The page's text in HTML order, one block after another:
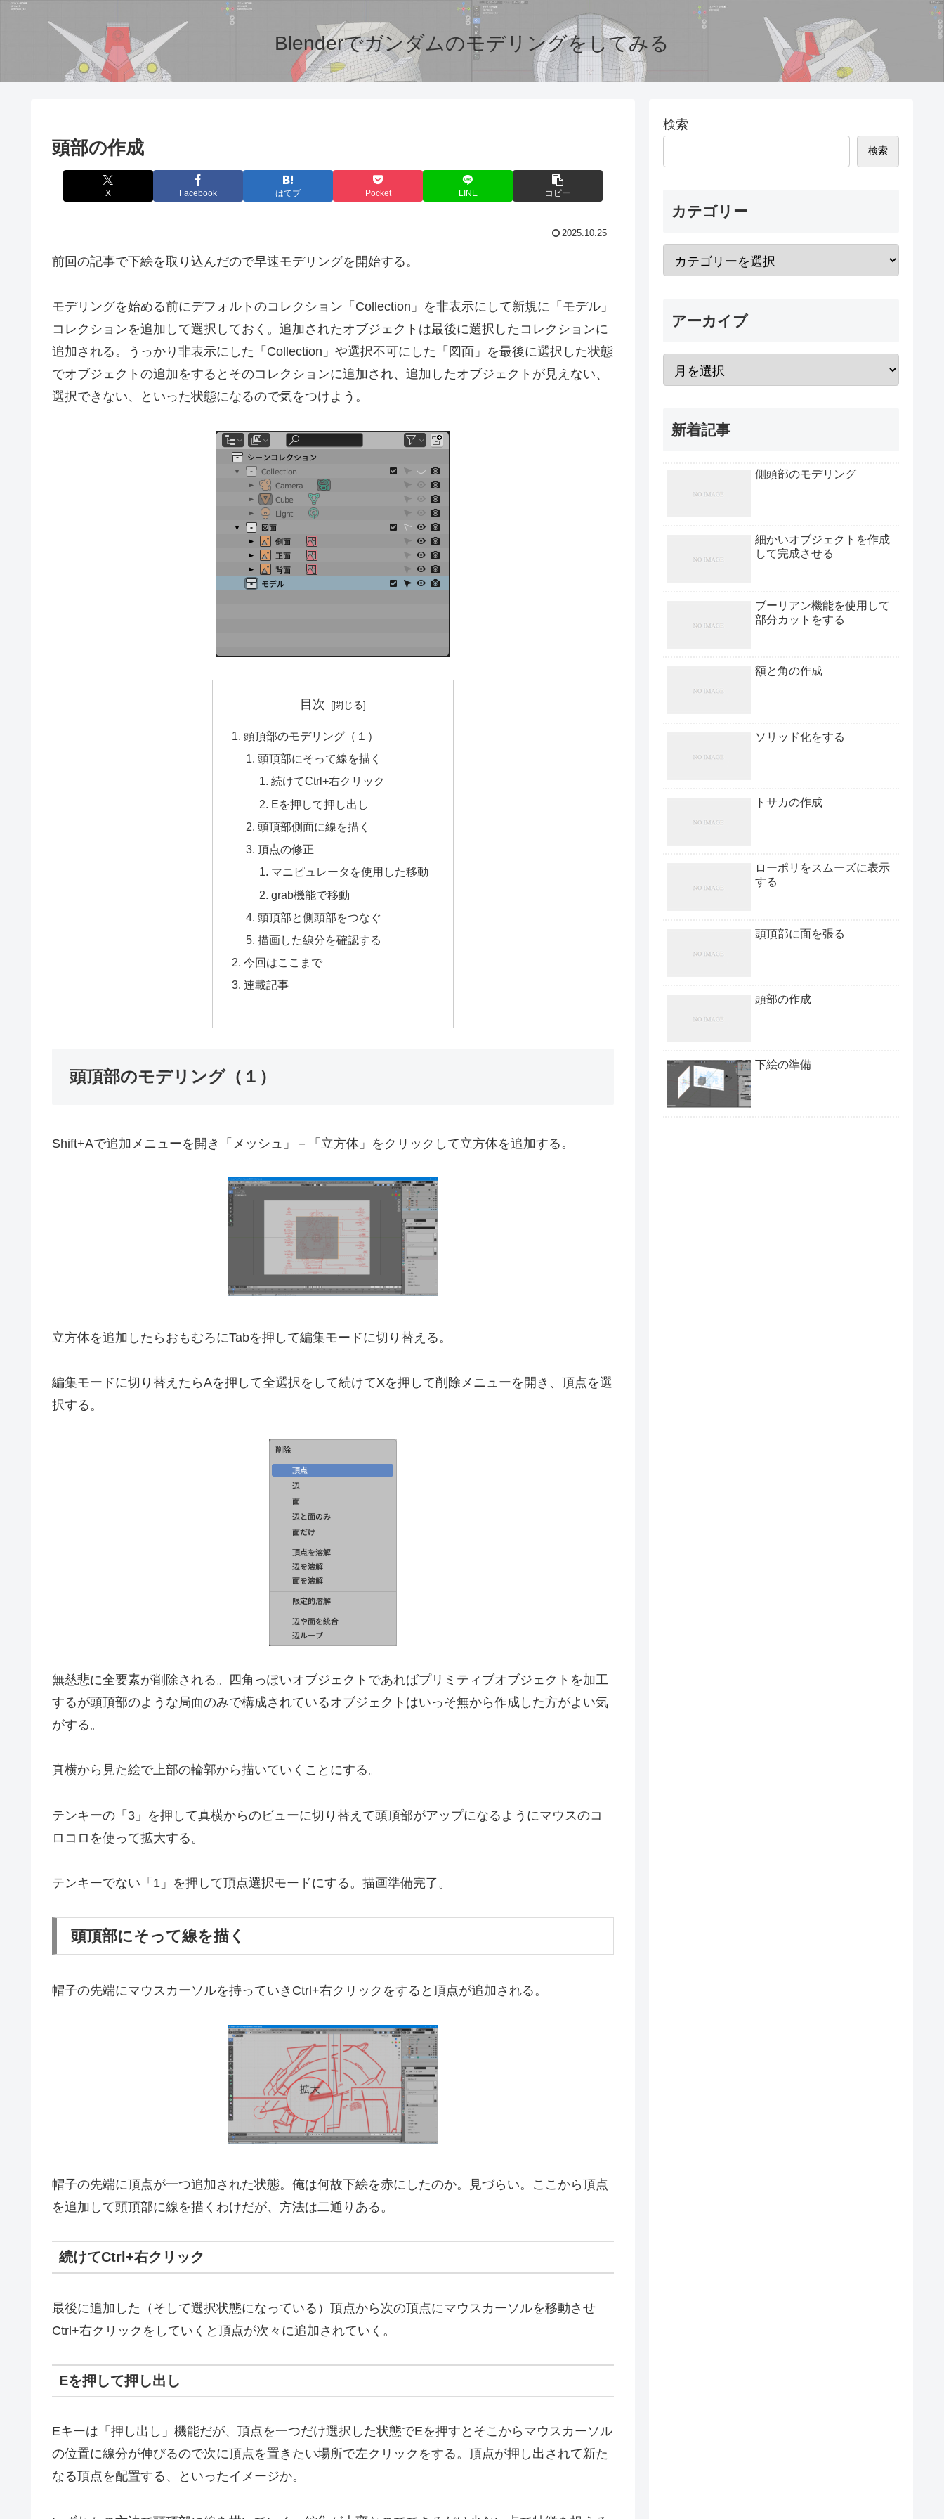
Blenderでガンダムのモデリングをしてみる
頭部の作成
X Facebook はてブ Pocket LINE コピー
2025.10.25
前回の記事で下絵を取り込んだので早速モデリングを開始する。
モデリングを始める前にデフォルトのコレクション「Collection」を非表示にして新規に「モデル」
コレクションを追加して選択しておく。追加されたオブジェクトは最後に選択したコレクションに
追加される。うっかり非表示にした「Collection」や選択不可にした「図面」を最後に選択した状態
でオブジェクトの追加をするとそのコレクションに追加され、追加したオブジェクトが見えない、
選択できない、といった状態になるので気をつけよう。
目次
頭頂部のモデリング（１）
頭頂部にそって線を描く
続けてCtrl+右クリック
Eを押して押し出し
頭頂部側面に線を描く
頂点の修正
マニピュレータを使用した移動
grab機能で移動
頭頂部と側頭部をつなぐ
描画した線分を確認する
今回はここまで
連載記事
頭頂部のモデリング（１）
Shift+Aで追加メニューを開き「メッシュ」－「立方体」をクリックして立方体を追加する。
立方体を追加したらおもむろにTabを押して編集モードに切り替える。
編集モードに切り替えたらAを押して全選択をして続けてXを押して削除メニューを開き、頂点を選
択する。
無慈悲に全要素が削除される。四角っぽいオブジェクトであればプリミティブオブジェクトを加工
するが頭頂部のような局面のみで構成されているオブジェクトはいっそ無から作成した方がよい気
がする。
真横から見た絵で上部の輪郭から描いていくことにする。
テンキーの「3」を押して真横からのビューに切り替えて頭頂部がアップになるようにマウスのコ
ロコロを使って拡大する。
テンキーでない「1」を押して頂点選択モードにする。描画準備完了。
頭頂部にそって線を描く
帽子の先端にマウスカーソルを持っていきCtrl+右クリックをすると頂点が追加される。
帽子の先端に頂点が一つ追加された状態。俺は何故下絵を赤にしたのか。見づらい。ここから頂点
を追加して頭頂部に線を描くわけだが、方法は二通りある。
続けてCtrl+右クリック
最後に追加した（そして選択状態になっている）頂点から次の頂点にマウスカーソルを移動させ
Ctrl+右クリックをしていくと頂点が次々に追加されていく。
Eを押して押し出し
Eキーは「押し出し」機能だが、頂点を一つだけ選択した状態でEを押すとそこからマウスカーソル
の位置に線分が伸びるので次に頂点を置きたい場所で左クリックをする。頂点が押し出されて新た
なる頂点を配置する、といったイメージか。
検索
検索
カテゴリー
アーカイブ
新着記事
側頭部のモデリング
細かいオブジェクトを作成
して完成させる
ブーリアン機能を使用して
部分カットをする
額と角の作成
ソリッド化をする
トサカの作成
ローポリをスムーズに表示
する
頭頂部に面を張る
頭部の作成
下絵の準備